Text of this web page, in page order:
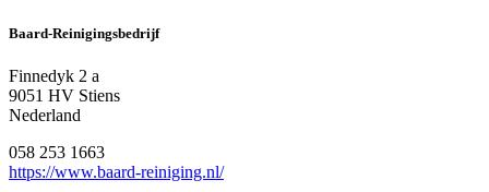
Baard-Reinigingsbedrijf
Finnedyk 2 a
9051 HV Stiens
Nederland
058 253 1663
https://www.baard-reiniging.nl/